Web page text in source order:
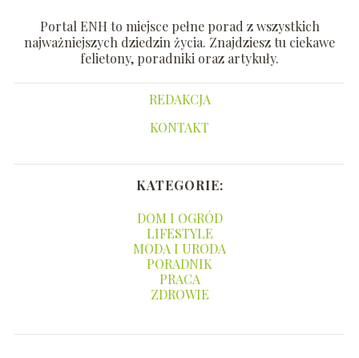
Portal ENH to miejsce pełne porad z wszystkich
najważniejszych dziedzin życia. Znajdziesz tu ciekawe
felietony, poradniki oraz artykuły.
REDAKCJA
KONTAKT
KATEGORIE:
DOM I OGRÓD
LIFESTYLE
MODA I URODA
PORADNIK
PRACA
ZDROWIE